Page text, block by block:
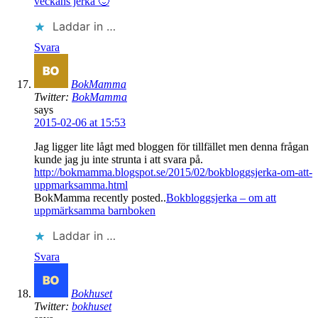
Laddar in …
Svara
BokMamma
Twitter: BokMamma
says
2015-02-06 at 15:53
Jag ligger lite lågt med bloggen för tillfället men denna frågan
kunde jag ju inte strunta i att svara på.
http://bokmamma.blogspot.se/2015/02/bokbloggsjerka-om-att-
uppmarksamma.html
BokMamma recently posted..Bokbloggsjerka – om att
uppmärksamma barnboken
Laddar in …
Svara
Bokhuset
Twitter: bokhuset